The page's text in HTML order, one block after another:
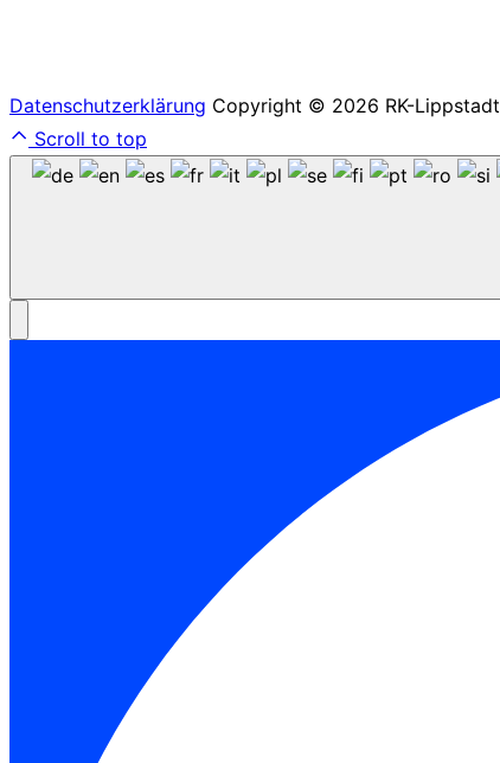
Datenschutzerklärung Copyright © 2026 RK-Lippstadt
Scroll to top